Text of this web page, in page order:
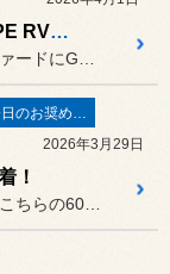
アルファードにGR-XⅢ TYPE RV装着！
今日のお奨め商品!
2026年3月29日
！